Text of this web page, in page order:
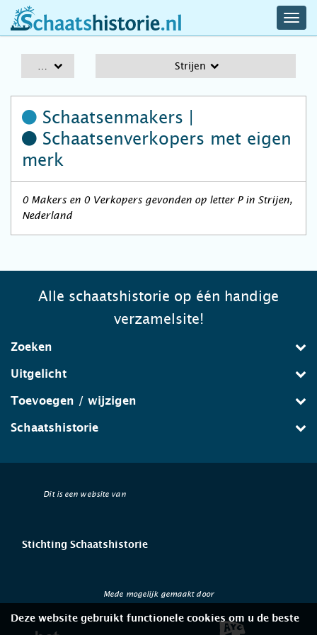
schaatshistorie.nl
Strijen
Schaatsenmakers |
Schaatsenverkopers met eigen
merk
0 Makers en 0 Verkopers gevonden op letter P in Strijen,
Nederland
Alle schaatshistorie op één handige
verzamelsite!
Zoeken
Uitgelicht
Toevoegen / wijzigen
Schaatshistorie
Dit is een website van
Stichting Schaatshistorie
Mede mogelijk gemaakt door
Deze website gebruikt functionele cookies om u de beste